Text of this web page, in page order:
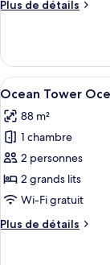
[Chef's
2nd
session]
Sun
Tower
Inspire
Suite
+
Breakfast
for
2
Plus de détails
Plus
le
type
de
[Chef's
Kitchen
session]
Sun
Tower
Inspire
Suite
Afficher
toutes
les
photos
pour
ce
type
chambre :
6
Ocean Tower
88 m²
1 chambre
2 personnes
2 grands lits
Wi-Fi gratuit
Plus de détails
Plus